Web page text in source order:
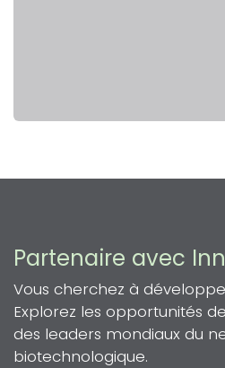
Partenaire avec
Vous cherchez à
Explorez les opportunités
des leaders mondiaux du
biotechnologique.